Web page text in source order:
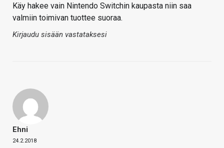
Käy hakee vain Nintendo Switchin kaupasta niin saa
valmiin toimivan tuottee suoraa.
Kirjaudu sisään vastataksesi
Ehni
24.2.2018